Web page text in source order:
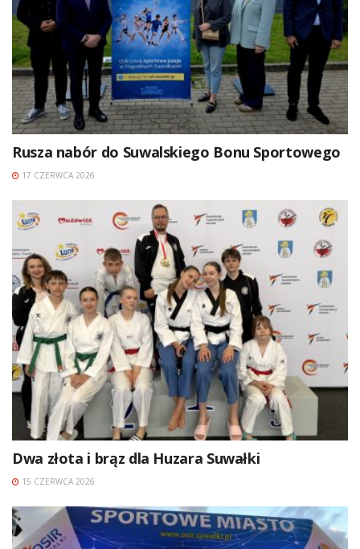
Rusza nabór do Suwalskiego Bonu Sportowego
17 CZERWCA 2026
Dwa złota i brąz dla Huzara Suwałki
15 CZERWCA 2026